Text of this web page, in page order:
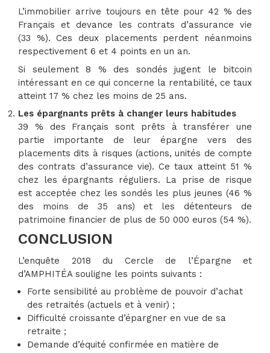
L’immobilier arrive toujours en tête pour 42 % des
Français et devance les contrats d’assurance vie
(33 %). Ces deux placements perdent néanmoins
respectivement 6 et 4 points en un an.
Si seulement 8 % des sondés jugent le bitcoin
intéressant en ce qui concerne la rentabilité, ce taux
atteint 17 % chez les moins de 25 ans.
Les épargnants prêts à changer leurs habitudes
39 % des Français sont prêts à transférer une
partie importante de leur épargne vers des
placements dits à risques (actions, unités de compte
des contrats d’assurance vie). Ce taux atteint 51 %
chez les épargnants réguliers. La prise de risque
est acceptée chez les sondés les plus jeunes (46 %
des moins de 35 ans) et les détenteurs de
patrimoine financier de plus de 50 000 euros (54 %).
CONCLUSION
L’enquête 2018 du Cercle de l’Épargne et
d’AMPHITÉA souligne les points suivants :
Forte sensibilité au problème de pouvoir d’achat
des retraités (actuels et à venir) ;
Difficulté croissante d’épargner en vue de sa
retraite ;
Demande d’équité confirmée en matière de